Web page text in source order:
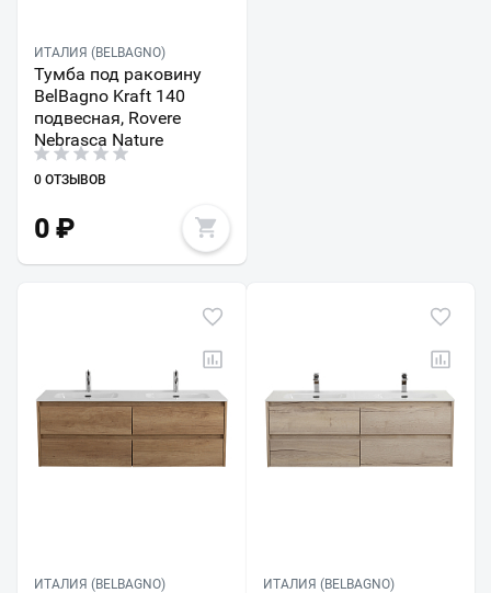
ИТАЛИЯ (BELBAGNO)
Тумба под раковину
BelBagno Kraft 140
подвесная, Rovere
Nebrasca Nature
0 ОТЗЫВОВ
0 ₽
ИТАЛИЯ (BELBAGNO) ИТАЛИЯ (BELBAGNO)